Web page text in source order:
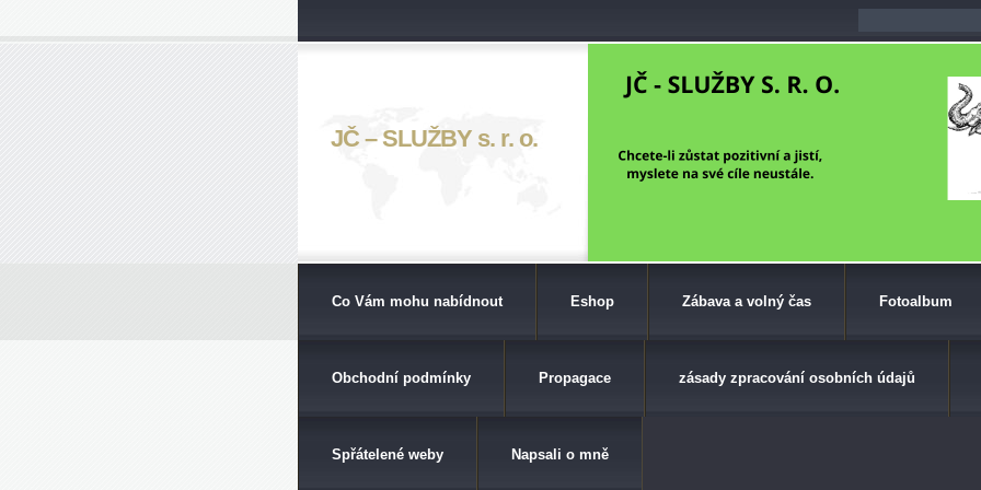
JČ – SLUŽBY s. r. o.
Co Vám mohu nabídnout Eshop Zábava a volný čas Fotoalbum
Obchodní podmínky Propagace zásady zpracování osobních údajů
Spřátelené weby Napsali o mně